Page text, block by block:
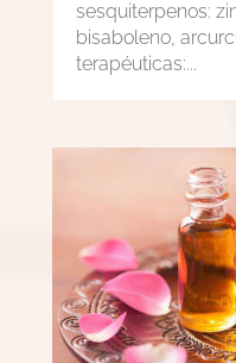
sesquiterpenos:
bisaboleno,
terapéuticas:...